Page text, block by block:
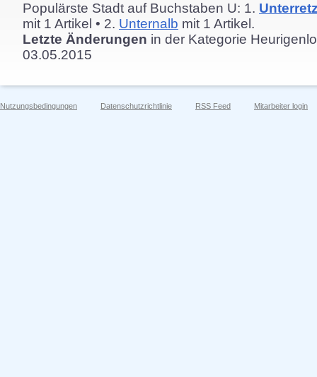
Populärste Stadt auf Buchstaben U: 1.
mit 1 Artikel • 2. Unternalb mit 1 Artikel.
Letzte Änderungen in der Kategorie
03.05.2015
Nutzungsbedingungen Datenschutzrichtlinie RSS Feed Mitarbeiter login